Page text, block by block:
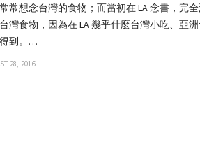
常想念台灣的食物；而當初在 LA 念書，完
灣食物，因為在 LA 幾乎什麼台灣小吃、亞
到。…
28, 2016